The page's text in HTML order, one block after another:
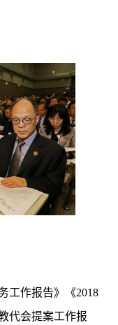
工作报告》《2018
代会提案工作报